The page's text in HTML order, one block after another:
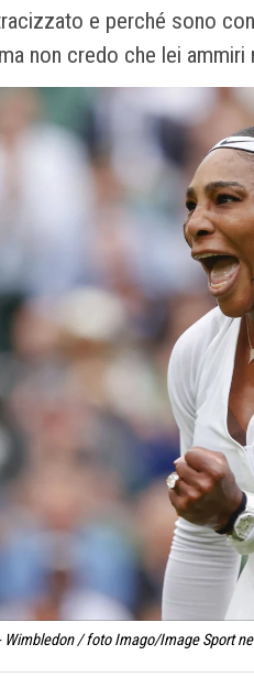
e perché sono
non credo che lei ammiri
/ foto Imago/Image Sport